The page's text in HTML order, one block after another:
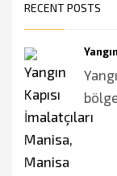
RECENT POSTS